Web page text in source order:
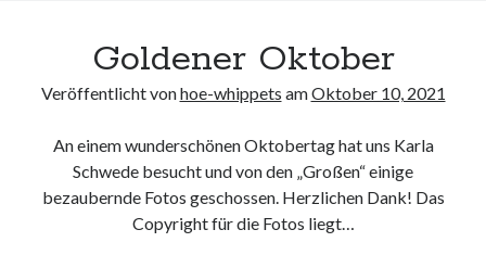
Goldener Oktober
Veröffentlicht vonhoe-whippets amOktober 10, 2021
An einem wunderschönen Oktobertag hat uns Karla
Schwede besucht und von den „Großen“ einige
bezaubernde Fotos geschossen. Herzlichen Dank! Das
Copyright für die Fotos liegt…